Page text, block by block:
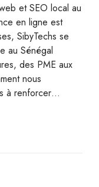
et SEO local au
en ligne est
SibyTechs se
au Sénégal
des PME aux
nous
à renforcer…